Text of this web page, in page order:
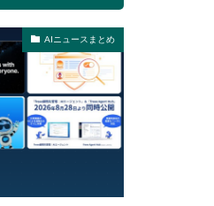
AIニュースまとめ